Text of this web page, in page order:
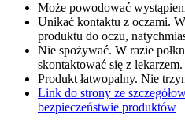
Może powodować
Unikać kontaktu z oczami.
produktu do oczu,
Nie spożywać. W razie
skontaktować się z lekarzem.
Produkt łatwopalny. Nie
Link do strony ze
bezpieczeństwie produktów